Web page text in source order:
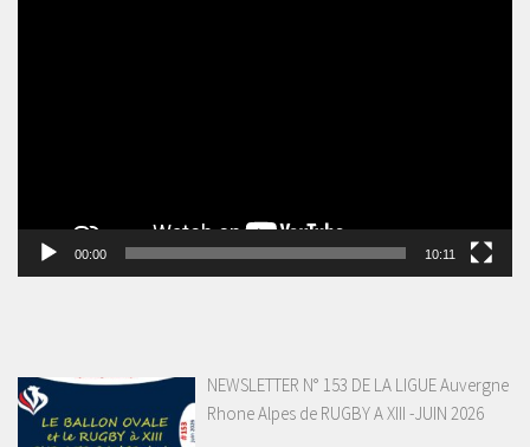
00:00 10:11
NEWSLETTER N° 153 DE LA LIGUE Auvergne
Rhone Alpes de RUGBY A XIII -JUIN 2026